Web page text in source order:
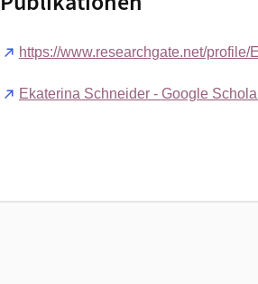
https://www.researchgate.net/profile/
Ekaterina Schneider - Google